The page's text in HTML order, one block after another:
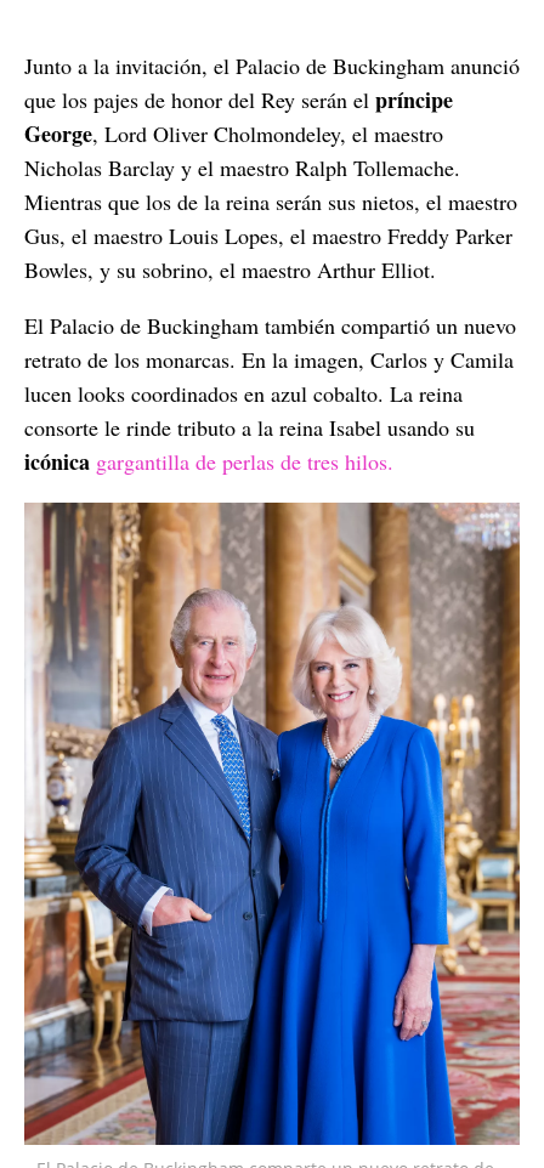
Junto a la invitación, el Palacio de Buckingham anunció
que los pajes de honor del Rey serán el príncipe
George, Lord Oliver Cholmondeley, el maestro
Nicholas Barclay y el maestro Ralph Tollemache.
Mientras que los de la reina serán sus nietos, el maestro
Gus, el maestro Louis Lopes, el maestro Freddy Parker
Bowles, y su sobrino, el maestro Arthur Elliot.
El Palacio de Buckingham también compartió un nuevo
retrato de los monarcas. En la imagen, Carlos y Camila
lucen looks coordinados en azul cobalto. La reina
consorte le rinde tributo a la reina Isabel usando su
icónica gargantilla de perlas de tres hilos.